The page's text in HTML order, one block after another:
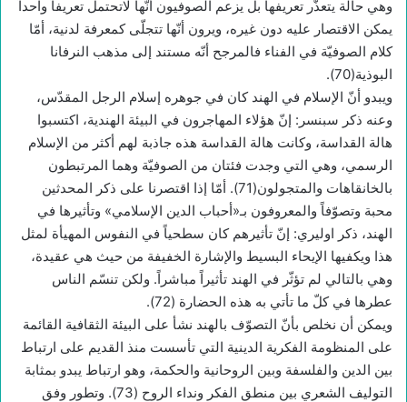
وهي حالة يتعذّر تعريفها بل يزعم الصوفيون أنّها لاتحتمل تعريفاً واحداً
يمكن الاقتصار عليه دون غيره، ويرون أنّها تتجلّى كمعرفة لدنية، أمّا
كلام الصوفيّة في الفناء فالمرجح أنّه مستند إلى مذهب النرفانا
البوذية(70).
ويبدو أنّ الإسلام في الهند كان في جوهره إسلام الرجل المقدّس،
وعنه ذكر سبنسر: إنّ هؤلاء المهاجرون في البيئة الهندية، اكتسبوا
هالة القداسة، وكانت هالة القداسة هذه جاذبة لهم أكثر من الإسلام
الرسمي، وهي التي وجدت فئتان من الصوفيّة وهما المرتبطون
بالخانقاهات والمتجولون(71). أمّا إذا اقتصرنا على ذكر المحدثين
محبة وتصوّفاً والمعروفون بـ«أحباب الدين الإسلامي» وتأثيرها في
الهند، ذكر اوليري: إنّ تأثيرهم كان سطحياً في النفوس المهيأة لمثل
هذا ويكفيها الإيحاء البسيط والإشارة الخفيفة من حيث هي عقيدة،
وهي بالتالي لم تؤثّر في الهند تأثيراً مباشراً. ولكن تنسّم الناس
عطرها في كلّ ما تأتي به هذه الحضارة (72).
ويمكن أن نخلص بأنّ التصوّف بالهند نشأ على البيئة الثقافية القائمة
على المنظومة الفكرية الدينية التي تأسست منذ القديم على ارتباط
بين الدين والفلسفة وبين الروحانية والحكمة، وهو ارتباط يبدو بمثابة
التوليف الشعري بين منطق الفكر ونداء الروح (73). وتطور وفق